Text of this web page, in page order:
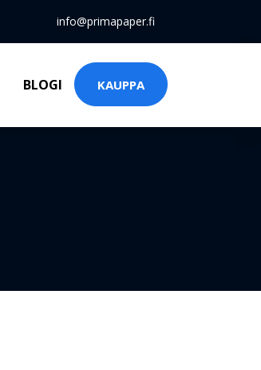
info@primapaper.fi
BLOGI KAUPPA